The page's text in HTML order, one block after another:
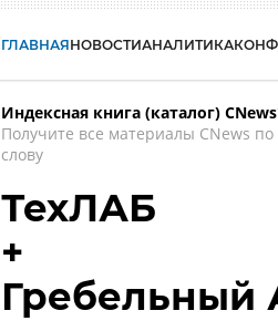
ГЛАВНАЯНОВОСТИАНАЛИТИКА
Индексная книга (каталог) CNews
Получите все материалы CNews
слову
ТехЛАБ
+
Гребельный